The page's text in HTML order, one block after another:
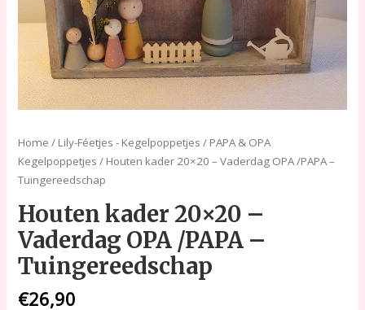
Home / Lily-Féetjes - Kegelpoppetjes / PAPA & OPA
Kegelpoppetjes / Houten kader 20×20 – Vaderdag OPA /PAPA –
Tuingereedschap
Houten kader 20×20 –
Vaderdag OPA /PAPA –
Tuingereedschap
€26,90